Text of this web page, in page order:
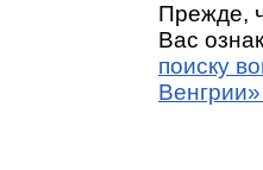
Прежде,
Вас
поиску